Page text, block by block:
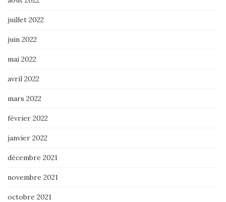
juillet 2022
juin 2022
mai 2022
avril 2022
mars 2022
février 2022
janvier 2022
décembre 2021
novembre 2021
octobre 2021